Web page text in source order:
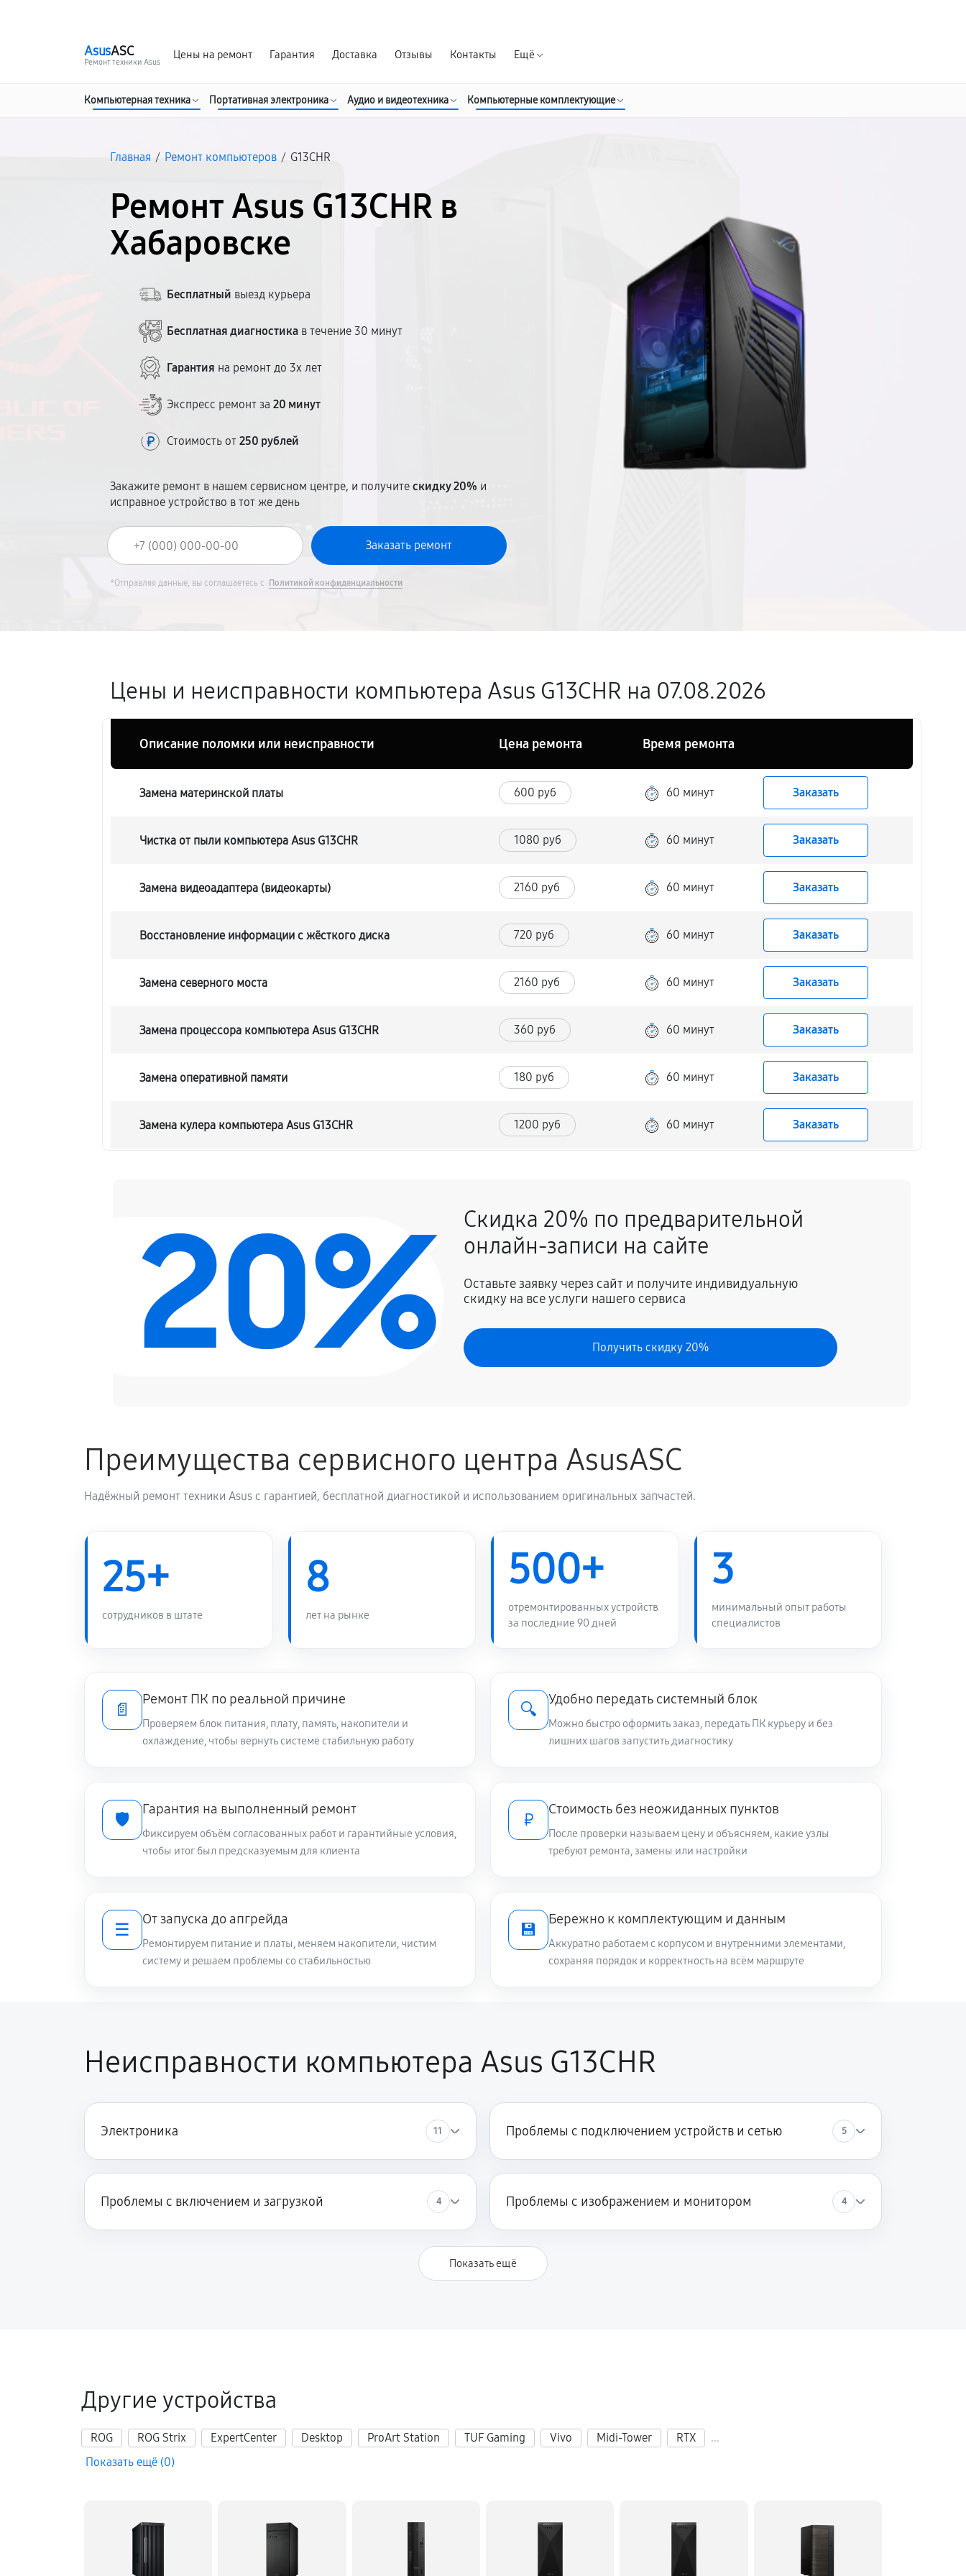
AsusASC
Ремонт техники Asus
Цены на ремонт Гарантия Доставка Отзывы Контакты Ещё
Компьютерная техника Портативная электроника Аудио и видеотехника Компьютерные комплектующие
Главная / Ремонт компьютеров / G13CHR
Ремонт Asus G13CHR в
Хабаровске
Бесплатный выезд курьера
Бесплатная диагностика в течение 30 минут
Гарантия на ремонт до 3х лет
Экспресс ремонт за20 минут
Стоимость от250 рублей
Закажите ремонт в нашем сервисном центре, и получитескидку 20% и
исправное устройство в тот же день
*Отправляя данные, вы соглашаетесь с Политикой конфиденциальности
Цены и неисправности компьютера Asus G13CHR на 07.08.2026
Описание поломки или неисправности Цена ремонта Время ремонта
Замена материнской платы 600 руб 60 минут Заказать
Чистка от пыли компьютера Asus G13CHR 1080 руб 60 минут Заказать
Замена видеоадаптера (видеокарты) 2160 руб 60 минут Заказать
Восстановление информации с жёсткого диска 720 руб 60 минут Заказать
Замена северного моста 2160 руб 60 минут Заказать
Замена процессора компьютера Asus G13CHR 360 руб 60 минут Заказать
Замена оперативной памяти 180 руб 60 минут Заказать
Замена кулера компьютера Asus G13CHR 1200 руб 60 минут Заказать
420 руб 60 минут Заказать
Замена звуковой платы
20%
Скидка 20% по предварительной
онлайн-записи на сайте
Оставьте заявку через сайт и получите индивидуальную
скидку на все услуги нашего сервиса
Получить скидку 20%
Преимущества сервисного центра AsusASC
Надёжный ремонт техники Asus с гарантией, бесплатной диагностикой и использованием оригинальных запчастей.
25+
сотрудников в штате
8
лет на рынке
500+
отремонтированных устройств
за последние 90 дней
3
минимальный опыт работы
специалистов
📄
Ремонт ПК по реальной причине
Проверяем блок питания, плату, память, накопители и
охлаждение, чтобы вернуть системе стабильную работу
🔍
Удобно передать системный блок
Можно быстро оформить заказ, передать ПК курьеру и без
лишних шагов запустить диагностику
🛡️
Гарантия на выполненный ремонт
Фиксируем объём согласованных работ и гарантийные условия,
чтобы итог был предсказуемым для клиента
₽
Стоимость без неожиданных пунктов
После проверки называем цену и объясняем, какие узлы
требуют ремонта, замены или настройки
☰
От запуска до апгрейда
Ремонтируем питание и платы, меняем накопители, чистим
систему и решаем проблемы со стабильностью
💾
Бережно к комплектующим и данным
Аккуратно работаем с корпусом и внутренними элементами,
сохраняя порядок и корректность на всём маршруте
Неисправности компьютера Asus G13CHR
Электроника 11 Проблемы с подключением устройств и сетью 5
Проблемы с включением и загрузкой 4 Проблемы с изображением и монитором 4
Показать ещё
Другие устройства
ROG ROG Strix ExpertCenter Desktop ProArt Station TUF Gaming Vivo Midi-Tower RTX
...
Показать ещё (0)